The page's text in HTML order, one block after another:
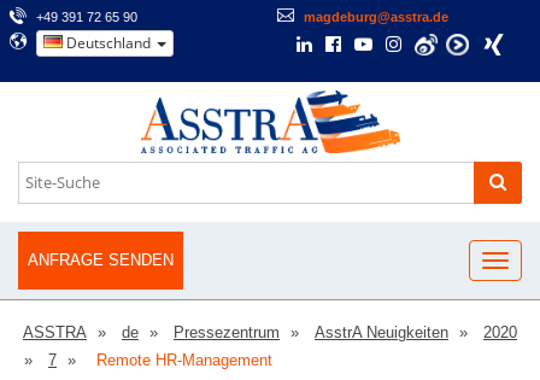
+49 391 72 65 90 magdeburg@asstra.de
Deutschland
ANFRAGE SENDEN
ASSTRA de Pressezentrum AsstrA Neuigkeiten
2020
7
Remote HR-Management